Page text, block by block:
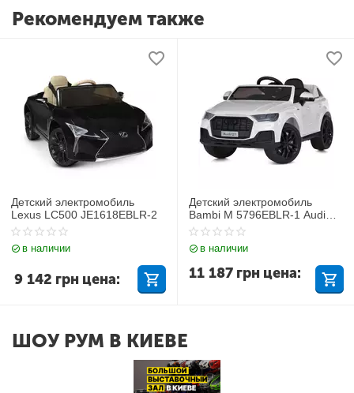
Рекомендуем также
Детский электромобиль
Lexus LC500 JE1618EBLR-2
в наличии
9 142 грн цена:
Детский электромобиль
Bambi M 5796EBLR-1 Audi
Q7
в наличии
11 187 грн цена:
ШОУ РУМ В КИЕВЕ